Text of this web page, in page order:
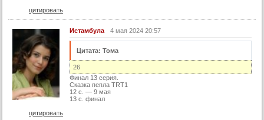
цитировать
Истамбула 4 мая 2024 20:57
Цитата: Тома
26
Финал 13 серия.
Сказка пепла TRT1
12 c. — 9 мая
13 с. финал
цитировать